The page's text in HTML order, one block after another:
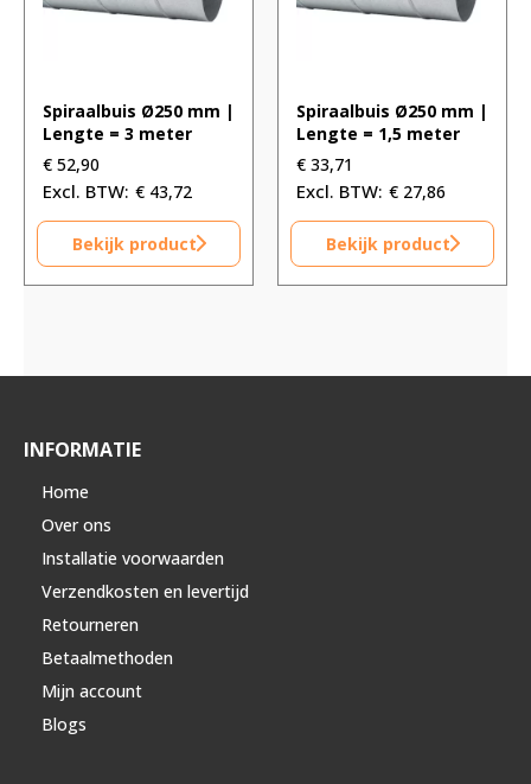
Spiraalbuis Ø250 mm |
Lengte = 3 meter
€ 52,90
€ 43,72
Bekijk product
Spiraalbuis Ø250 mm |
Lengte = 1,5 meter
€ 33,71
€ 27,86
Bekijk product
INFORMATIE
Home
Over ons
Installatie voorwaarden
Verzendkosten en levertijd
Retourneren
Betaalmethoden
Mijn account
Blogs